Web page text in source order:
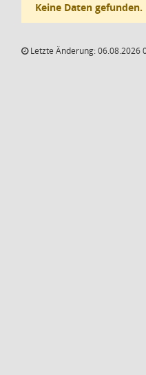
Keine Daten gefunden.
Letzte Änderung: 06.08.2026